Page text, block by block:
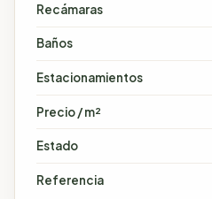
Recámaras
Baños
Estacionamientos
Precio / m²
Estado
Referencia